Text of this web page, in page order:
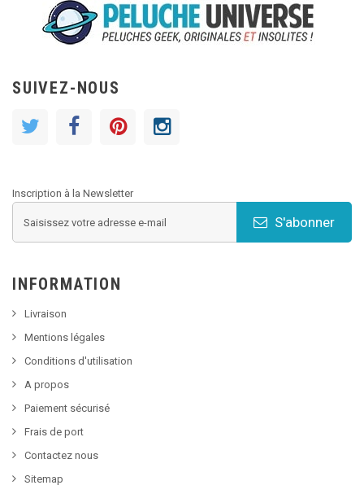
SUIVEZ-NOUS
Inscription à la Newsletter
S'abonner
INFORMATION
Livraison
Mentions légales
Conditions d'utilisation
A propos
Paiement sécurisé
Frais de port
Contactez nous
Sitemap